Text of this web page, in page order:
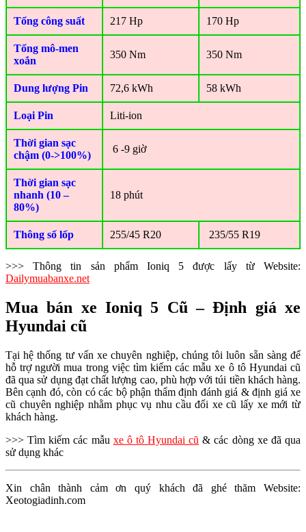
Tổng công suất 217 Hp 170 Hp
Tổng mô-men
xoắn
350 Nm 350 Nm
Dung lượng Pin 72,6 kWh 58 kWh
Loại Pin Liti-ion
Thời gian sạc
chậm (0->100%)
6 -9 giờ
Thời gian sạc
nhanh (10 –
80%)
18 phút
Thông số lốp 255/45 R20 235/55 R19
>>> Thông tin sản phẩm Ioniq 5 được lấy từ Website:
Dailymuabanxe.net
Mua bán xe Ioniq 5 Cũ – Định giá xe
Hyundai cũ
Tại hệ thống tư vấn xe chuyên nghiệp, chúng tôi luôn sẵn sàng để
hỗ trợ người mua trong việc tìm kiếm các mẫu xe ô tô Hyundai cũ
đã qua sử dụng đạt chất lượng cao, phù hợp với túi tiền khách hàng.
Bên cạnh đó, còn có các bộ phận thẩm định đánh giá & định giá xe
cũ chuyên nghiệp nhằm phục vụ nhu cầu đổi xe cũ lấy xe mới từ
khách hàng.
>>> Tìm kiếm các mẫu xe ô tô Hyundai cũ & các dòng xe đã qua
sử dụng khác
Xin chân thành cảm ơn quý khách đã ghé thăm Website:
Xeotogiadinh.com